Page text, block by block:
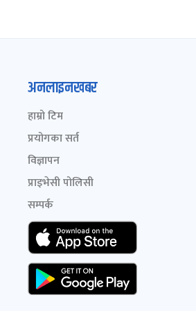
अनलाइनखबर
हाम्रो टिम
प्रयोगका सर्त
विज्ञापन
प्राइभेसी पोलिसी
सम्पर्क